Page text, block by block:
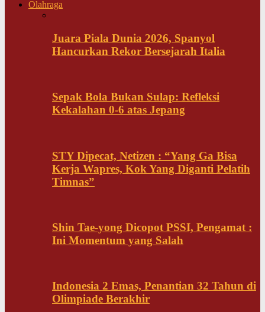
Olahraga
Juara Piala Dunia 2026, Spanyol
Hancurkan Rekor Bersejarah Italia
Sepak Bola Bukan Sulap: Refleksi
Kekalahan 0-6 atas Jepang
STY Dipecat, Netizen : “Yang Ga Bisa
Kerja Wapres, Kok Yang Diganti Pelatih
Timnas”
Shin Tae-yong Dicopot PSSI, Pengamat :
Ini Momentum yang Salah
Indonesia 2 Emas, Penantian 32 Tahun di
Olimpiade Berakhir